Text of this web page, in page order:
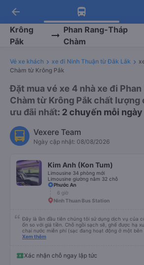
Tải app Vexere ngay!
Nhận ưu đãi thành viên độc
quyền
Tải app Vexere
-30k/ghế khi đặt vé máy bay
app
arrow_back
Krông
Pắk
Phan Rang-Tháp
Chàm
Vé xe khách xe đi Ninh Thuận từ Đắk Lắk
Chàm từ Krông Pắk
Đặt mua vé xe 4 nhà xe đi Phan
Chàm từ Krông Pắk chất lượng
ưu đãi nhất: 2 chuyến mỗi ngày
Vexere Team
Ngày cập nhật: 08/08/2026
Kim Anh (Kon Tum)
Limousine 34 phòng mới
Limousine giường nằm 32 chỗ
Phước An
6 giờ
Ninh Thuan Bus Station
Đây là lần đầu tiên chúng tôi sử dụng dịch vụ của
ổn so với giá tiền. Chỗ ngồi sạch sẽ, ghế được hạ
chai nước miễn phí (sạc đang hoạt động ở một
cùng xe đi chiều ngược lại có thể đã bị tắt.). Ở một
mua vé trước qua Vexere và thanh toán tại
tôi chạy xe dọc tuyến Nha Trang - Ngọc Hồi rồi về
Xem thêm
Xác nhận chỗ ngay lập tức